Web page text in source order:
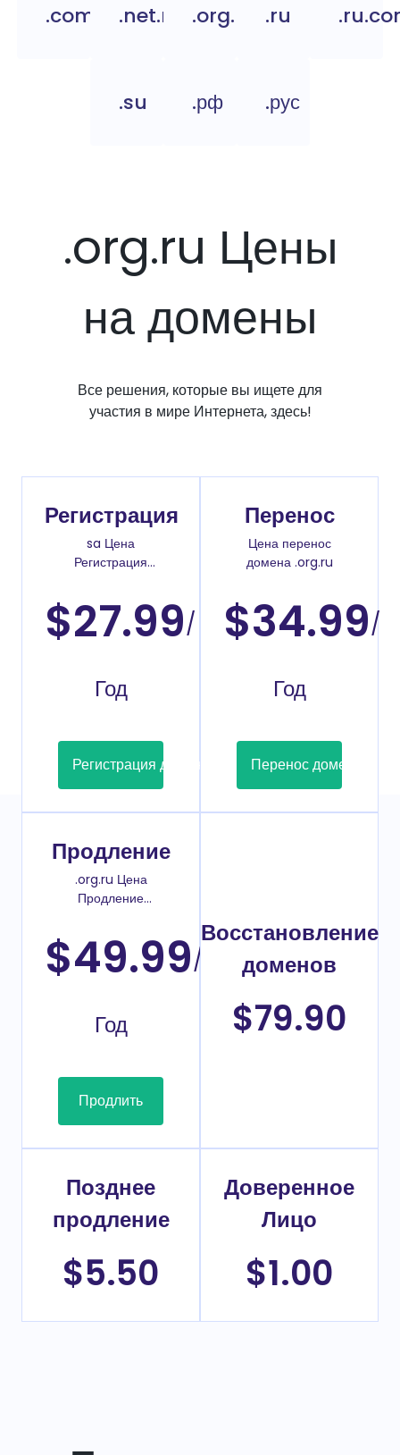
.com.ru.net.ru .org.ru .ru
.su .рф .рус
.org.ru Цены
на домены
Все решения, которые вы ищете для
участия в мире Интернета, здесь!
Регистрация
sa Цена
Регистрация
$27.99/
Год
Регистрация домена
Перенос
Цена перенос
домена .org.ru
$34.99/
Год
Перенос домена
Продление
.org.ru Цена
Продление
$49.99/
Год
Продлить
Восстановление
доменов
$79.90
Позднее
продление
$5.50
Доверенное
Лицо
$1.00